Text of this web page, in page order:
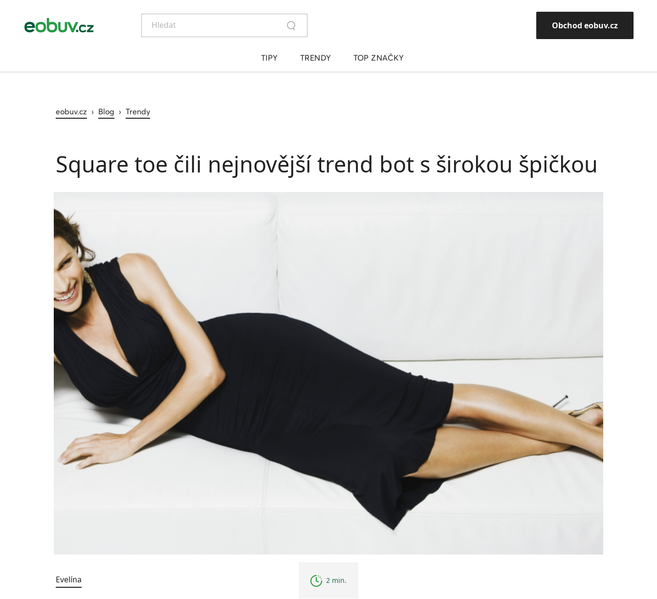
Hledat Obchod eobuv.cz
TIPY TRENDY TOP ZNAČKY
eobuv.cz › Blog › Trendy
Square toe čili nejnovější trend bot s širokou špičkou
Evelína 2 min.